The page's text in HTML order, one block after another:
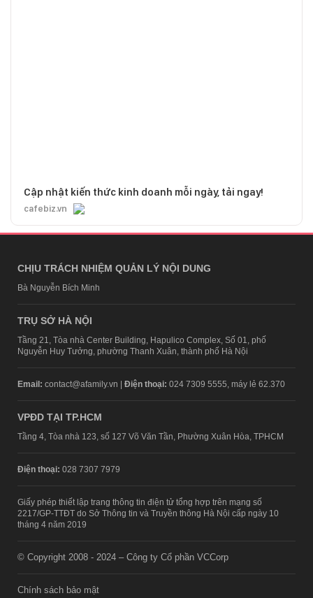
Cập nhật kiến thức kinh doanh mỗi ngày, tải ngay!
cafebiz.vn
CHỊU TRÁCH NHIỆM QUẢN LÝ NỘI DUNG
Bà Nguyễn Bích Minh
TRỤ SỞ HÀ NỘI
Tầng 21, Tòa nhà Center Building, Hapulico Complex, Số 01, phố
Nguyễn Huy Tưởng, phường Thanh Xuân, thành phố Hà Nội
Email: contact@afamily.vn | Điện thoại: 024 7309 5555, máy lẻ 62.370
VPĐD TẠI TP.HCM
Tầng 4, Tòa nhà 123, số 127 Võ Văn Tần, Phường Xuân Hòa, TPHCM
Điện thoại: 028 7307 7979
Giấy phép thiết lập trang thông tin điện tử tổng hợp trên mạng số
2217/GP-TTĐT do Sở Thông tin và Truyền thông Hà Nội cấp ngày 10
tháng 4 năm 2019
© Copyright 2008 - 2024 – Công ty Cổ phần VCCorp
Chính sách bảo mật